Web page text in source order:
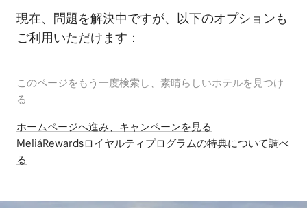
現在、問題を解決中ですが、以下のオプションも
ご利用いただけます：
このページをもう一度検索し、素晴らしいホテルを見つけ
る
ホームページへ進み、キャンペーンを見る
MeliáRewardsロイヤルティプログラムの特典について調べ
る